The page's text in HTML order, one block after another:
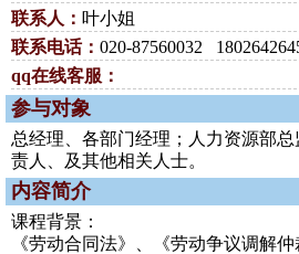
联系人： 叶小姐
联系电话： 020-87560032
qq在线客服：
参与对象
总经理、各部门经理；人力资源部
责人、及其他相关人士。
内容简介
课程背景：
《劳动合同法》、《劳动争议调解